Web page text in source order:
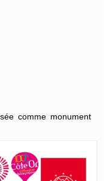
comme monument